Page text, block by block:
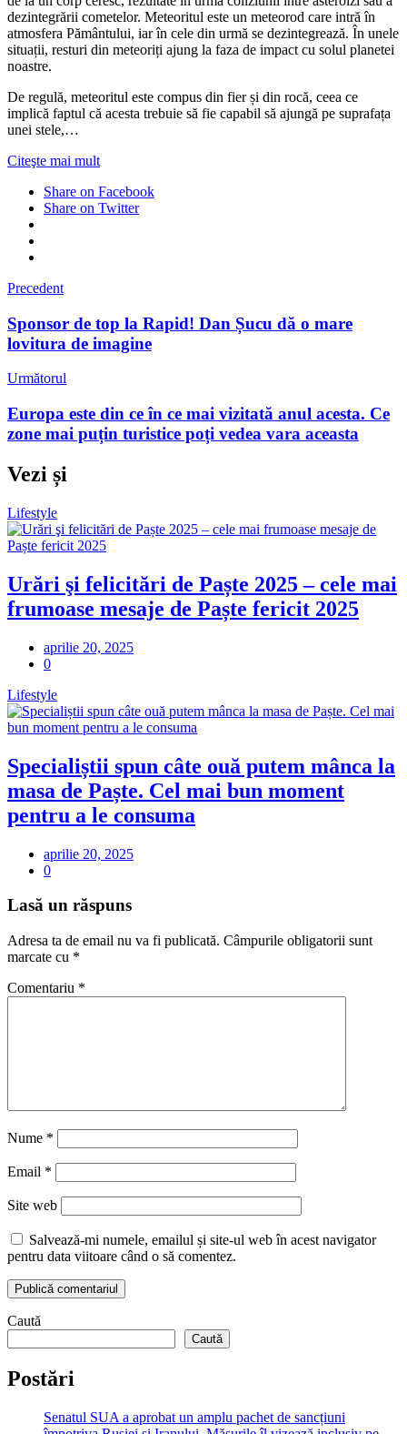
dezintegrării cometelor. Meteoritul este un meteorod care intră în
atmosfera Pământului, iar în cele din urmă se dezintegrează. În unele
situații, resturi din meteoriți ajung la faza de impact cu solul planetei
noastre.
De regulă, meteoritul este compus din fier și din rocă, ceea ce
implică faptul că acesta trebuie să fie capabil să ajungă pe suprafața
unei stele,…
Citeşte mai mult
Share on Facebook
Share on Twitter
Precedent
Sponsor de top la Rapid! Dan Șucu dă o mare
lovitura de imagine
Următorul
Europa este din ce în ce mai vizitată anul acesta. Ce
zone mai puțin turistice poți vedea vara aceasta
Vezi și
Lifestyle
Urări şi felicitări de Paște 2025 – cele mai
frumoase mesaje de Paște fericit 2025
aprilie 20, 2025
0
Lifestyle
Specialiștii spun câte ouă putem mânca la
masa de Paște. Cel mai bun moment
pentru a le consuma
aprilie 20, 2025
0
Lasă un răspuns
Adresa ta de email nu va fi publicată. Câmpurile obligatorii sunt
marcate cu *
Comentariu *
Nume *
Email *
Site web
Salvează-mi numele, emailul și site-ul web în acest navigator
pentru data viitoare când o să comentez.
Caută
Caută
Postări
Senatul SUA a aprobat un amplu pachet de sancțiuni